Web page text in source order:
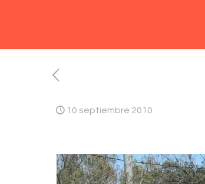
10 septiembre 2010